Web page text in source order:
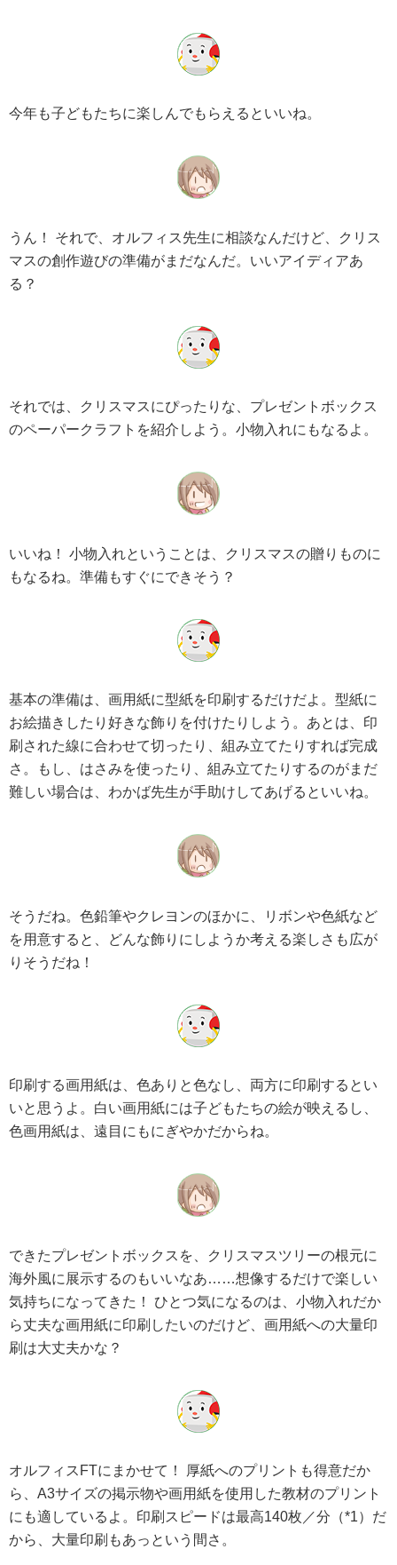
今年も子どもたちに楽しんでもらえるといいね。
うん！ それで、オルフィス先生に相談なんだけど、クリス
マスの創作遊びの準備がまだなんだ。いいアイディアあ
る？
それでは、クリスマスにぴったりな、プレゼントボックス
のペーパークラフトを紹介しよう。小物入れにもなるよ。
いいね！ 小物入れということは、クリスマスの贈りものに
もなるね。準備もすぐにできそう？
基本の準備は、画用紙に型紙を印刷するだけだよ。型紙に
お絵描きしたり好きな飾りを付けたりしよう。あとは、印
刷された線に合わせて切ったり、組み立てたりすれば完成
さ。もし、はさみを使ったり、組み立てたりするのがまだ
難しい場合は、わかば先生が手助けしてあげるといいね。
そうだね。色鉛筆やクレヨンのほかに、リボンや色紙など
を用意すると、どんな飾りにしようか考える楽しさも広が
りそうだね！
印刷する画用紙は、色ありと色なし、両方に印刷するとい
いと思うよ。白い画用紙には子どもたちの絵が映えるし、
色画用紙は、遠目にもにぎやかだからね。
できたプレゼントボックスを、クリスマスツリーの根元に
海外風に展示するのもいいなあ……想像するだけで楽しい
気持ちになってきた！ ひとつ気になるのは、小物入れだか
ら丈夫な画用紙に印刷したいのだけど、画用紙への大量印
刷は大丈夫かな？
オルフィスFTにまかせて！ 厚紙へのプリントも得意だか
ら、A3サイズの掲示物や画用紙を使用した教材のプリント
にも適しているよ。印刷スピードは最高140枚／分（*1）だ
から、大量印刷もあっという間さ。